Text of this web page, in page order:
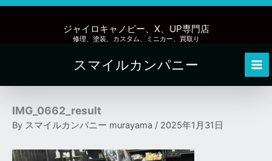
内
ッ
ジャイロキャノピー、X、UP専門店
修理、塗装、カスタム、ミニカー、買取り
スマイルカンパニー
IMG_0662_result
By スマイルカンパニー murayama / 2025年1月31日